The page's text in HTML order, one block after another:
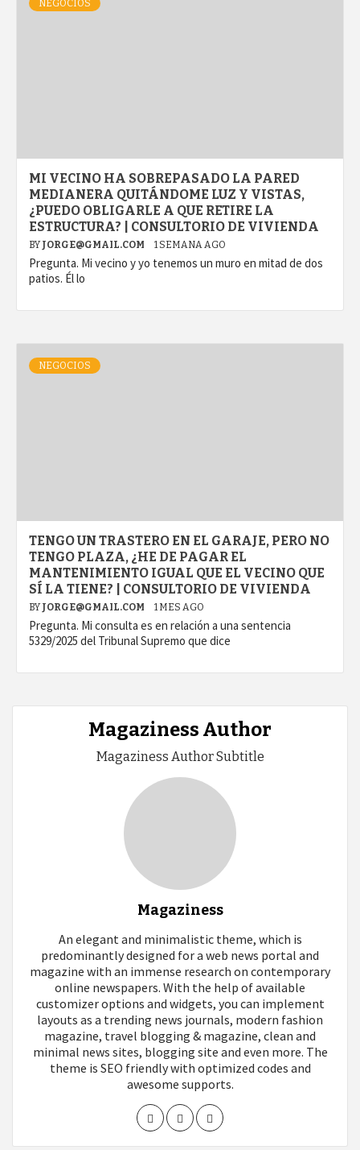
NEGOCIOS
MI VECINO HA SOBREPASADO LA PARED
MEDIANERA QUITÁNDOME LUZ Y VISTAS,
¿PUEDO OBLIGARLE A QUE RETIRE LA
ESTRUCTURA? | CONSULTORIO DE VIVIENDA
BY JORGE@GMAIL.COM 1 SEMANA AGO
Pregunta. Mi vecino y yo tenemos un muro en mitad de dos
patios. Él lo
NEGOCIOS
TENGO UN TRASTERO EN EL GARAJE, PERO NO
TENGO PLAZA, ¿HE DE PAGAR EL
MANTENIMIENTO IGUAL QUE EL VECINO QUE
SÍ LA TIENE? | CONSULTORIO DE VIVIENDA
BY JORGE@GMAIL.COM 1 MES AGO
Pregunta. Mi consulta es en relación a una sentencia
5329/2025 del Tribunal Supremo que dice
Magaziness Author
Magaziness Author Subtitle
Magaziness
An elegant and minimalistic theme, which is
predominantly designed for a web news portal and
magazine with an immense research on contemporary
online newspapers. With the help of available
customizer options and widgets, you can implement
layouts as a trending news journals, modern fashion
magazine, travel blogging & magazine, clean and
minimal news sites, blogging site and even more. The
theme is SEO friendly with optimized codes and
awesome supports.